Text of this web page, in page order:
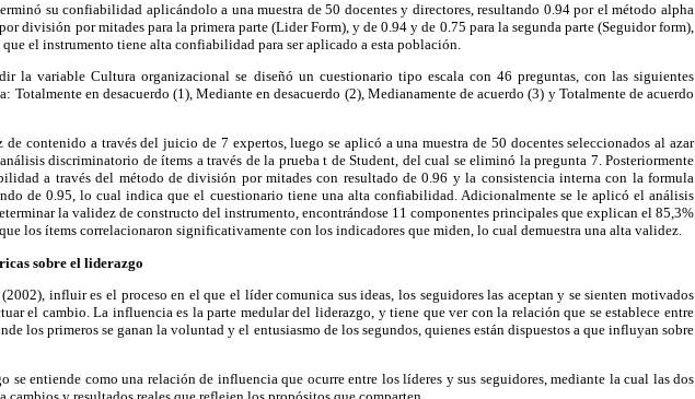
su confiabilidad aplicándolo a una muestra de 50 docentes y directores, resultando 0.94 por el método alpha
división por mitades para la primera parte (Lider Form), y de 0.94 y de 0.75 para la segunda parte (Seguidor form),
el instrumento tiene alta confiabilidad para ser aplicado a esta población.
la variable Cultura organizacional se diseñó un cuestionario tipo escala con 46 preguntas, con las siguientes
Totalmente en desacuerdo (1), Mediante en desacuerdo (2), Medianamente de acuerdo (3) y Totalmente de acuerdo
de contenido a través del juicio de 7 expertos, luego se aplicó a una muestra de 50 docentes seleccionados al azar
discriminatorio de ítems a través de la prueba t de Student, del cual se eliminó la pregunta 7. Posteriormente
a través del método de división por mitades con resultado de 0.96 y la consistencia interna con la formula
de 0.95, lo cual indica que el cuestionario tiene una alta confiabilidad. Adicionalmente se le aplicó el análisis
la validez de constructo del instrumento, encontrándose 11 componentes principales que explican el 85,3%
los ítems correlacionaron significativamente con los indicadores que miden, lo cual demuestra una alta validez.
sobre el liderazgo
influir es el proceso en el que el líder comunica sus ideas, los seguidores las aceptan y se sienten motivados
el cambio. La influencia es la parte medular del liderazgo, y tiene que ver con la relación que se establece entre
los primeros se ganan la voluntad y el entusiasmo de los segundos, quienes están dispuestos a que influyan sobre
se entiende como una relación de influencia que ocurre entre los líderes y sus seguidores, mediante la cual las dos